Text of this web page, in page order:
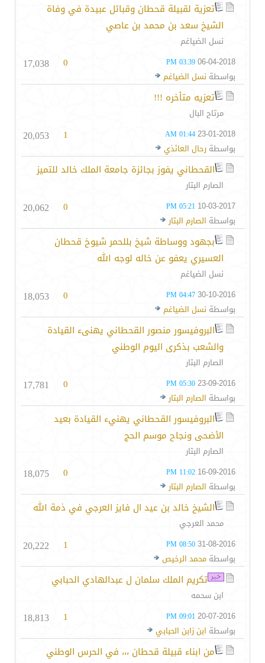
تعزية لقبيلة قحطان وقبائل عبيدة في وفاة
الشيخ سعد بن محمد بن عاصي
نسل الضياغم
06-04-2018
03:39 PM
بواسطة نسل الضياغم
0
17,038
تعزيه متأخره !!!
مرتاح البال
23-01-2018
01:44 AM
بواسطة رحال العائذي
1
20,053
القحطاني يفوز بجائزة جامعة الملك خالد للتميز
الصارم البتار
10-03-2017
05:21 PM
بواسطة الصارم البتار
0
20,062
بجهود ووساطة شيخ بللحمر شيوخ قحطان
العسيري يعفو عن خاله لوجه الله
نسل الضياغم
30-10-2016
04:47 PM
بواسطة نسل الضياغم
0
18,053
البروفيسور منصور القحطاني يهنىء القيادة
والشعب بذكرى اليوم الوطني
الصارم البتار
23-09-2016
05:30 PM
بواسطة الصارم البتار
0
17,781
البروفيسور القحطاني يهنيء القيادة بعيد
الأضحى ونجاح موسم الحج
الصارم البتار
16-09-2016
11:02 PM
بواسطة الصارم البتار
0
18,075
الشيخ خالد بن عيد ال فايز العرجي في ذمة الله
محمد العرجي
31-08-2016
08:50 PM
بواسطة محمد الرخيص
1
20,222
تكريم الملك سلمان ل عبدالهادي الحبابي
ابن سحمه
20-07-2016
09:01 PM
بواسطة ابن زابن الحبابي
1
18,813
من ابناء قبيلة قحطان ،،، في الحرس الوطني